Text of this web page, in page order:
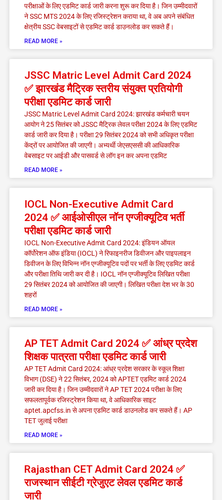
परीक्षाओं के लिए एडमिट कार्ड जारी करना शुरू कर दिया है। जिन उम्मीदवारों
ने SSC MTS 2024 के लिए रजिस्ट्रेशन कराया था, वे अब अपने संबंधित
क्षेत्रीय SSC वेबसाइटों से एडमिट कार्ड डाउनलोड कर सकते हैं।
READ MORE »
JSSC Matric Level Admit Card 2024
✅ झारखंड मैट्रिक स्तरीय संयुक्त प्रतियोगी
परीक्षा एडमिट कार्ड जारी
JSSC Matric Level Admit Card 2024: झारखंड कर्मचारी चयन
आयोग ने 25 सितंबर को JSSC मैट्रिक लेवल परीक्षा 2024 के लिए एडमिट
कार्ड जारी कर दिया है। परीक्षा 29 सितंबर 2024 को सभी अधिकृत परीक्षा
केंद्रों पर आयोजित की जाएगी। अभ्यर्थी जेएसएससी की आधिकारिक
वेबसाइट पर आईडी और पासवर्ड से लॉग इन कर अपना एडमिट
READ MORE »
IOCL Non-Executive Admit Card
2024 ✅ आईओसीएल नॉन एग्जीक्यूटिव भर्ती
परीक्षा एडमिट कार्ड जारी
IOCL Non-Executive Admit Card 2024: इंडियन ऑयल
कॉर्पोरेशन ऑफ इंडिया (IOCL) ने रिफाइनरीज डिवीजन और पाइपलाइन
डिवीजन के लिए विभिन्न नॉन एग्जीक्यूटिव पदों पर भर्ती के लिए एडमिट कार्ड
और परीक्षा तिथि जारी कर दी है। IOCL नॉन एग्जीक्यूटिव लिखित परीक्षा
29 सितंबर 2024 को आयोजित की जाएगी। लिखित परीक्षा देश भर के 30
शहरों
READ MORE »
AP TET Admit Card 2024 ✅ आंध्र प्रदेश
शिक्षक पात्रता परीक्षा एडमिट कार्ड जारी
AP TET Admit Card 2024: आंध्र प्रदेश सरकार के स्कूल शिक्षा
विभाग (DSE) ने 22 सितंबर, 2024 को APTET एडमिट कार्ड 2024
जारी कर दिया है। जिन उम्मीदवारों ने AP TET 2024 परीक्षा के लिए
सफलतापूर्वक रजिस्ट्रेशन किया था, वे आधिकारिक साइट
aptet.apcfss.in से अपना एडमिट कार्ड डाउनलोड कर सकते हैं। AP
TET जुलाई परीक्षा
READ MORE »
Rajasthan CET Admit Card 2024 ✅
राजस्थान सीईटी ग्रेजुएट लेवल एडमिट कार्ड
जारी